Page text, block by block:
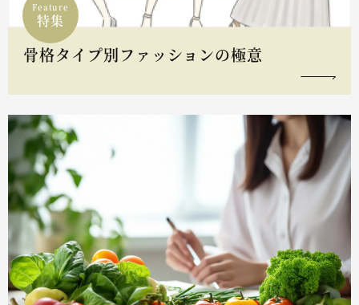
Feature
特集
骨格タイプ別ファッションの極意